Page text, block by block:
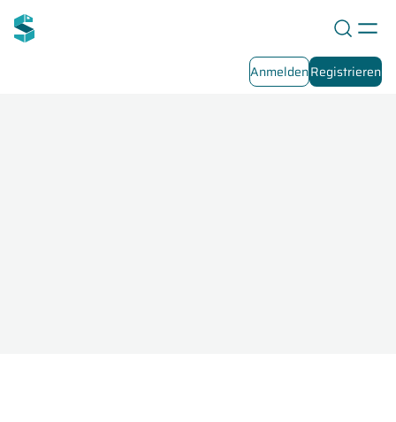
AnmeldenRegistrieren